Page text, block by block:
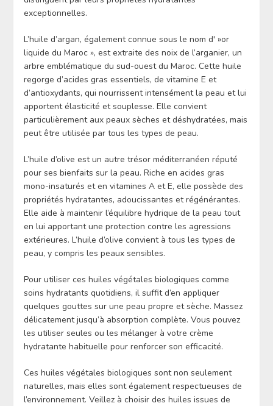
exceptionnelles.
L’huile d’argan, également connue sous le nom d' »or
liquide du Maroc », est extraite des noix de l’arganier, un
arbre emblématique du sud-ouest du Maroc. Cette huile
regorge d’acides gras essentiels, de vitamine E et
d’antioxydants, qui nourrissent intensément la peau et lui
apportent élasticité et souplesse. Elle convient
particulièrement aux peaux sèches et déshydratées, mais
peut être utilisée par tous les types de peau.
L’huile d’olive est un autre trésor méditerranéen réputé
pour ses bienfaits sur la peau. Riche en acides gras
mono-insaturés et en vitamines A et E, elle possède des
propriétés hydratantes, adoucissantes et régénérantes.
Elle aide à maintenir l’équilibre hydrique de la peau tout
en lui apportant une protection contre les agressions
extérieures. L’huile d’olive convient à tous les types de
peau, y compris les peaux sensibles.
Pour utiliser ces huiles végétales biologiques comme
soins hydratants quotidiens, il suffit d’en appliquer
quelques gouttes sur une peau propre et sèche. Massez
délicatement jusqu’à absorption complète. Vous pouvez
les utiliser seules ou les mélanger à votre crème
hydratante habituelle pour renforcer son efficacité.
Ces huiles végétales biologiques sont non seulement
naturelles, mais elles sont également respectueuses de
l’environnement. Veillez à choisir des huiles issues de